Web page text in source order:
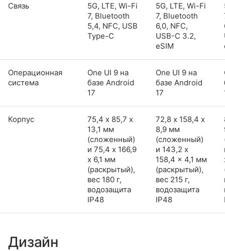
Связь
5G, LTE, Wi-Fi
7, Bluetooth
5,4, NFC, USB
Type-C
5G, LTE, Wi-Fi
7, Bluetooth
6,0, NFC,
USB-C 3.2,
eSIM
Операционная
система
One UI 9 на
базе Android
17
One UI 9 на
базе Android
17
Корпус
75,4 х 85,7 х
13,1 мм
(сложенный)
и 75,4 x 166,9
x 6,1 мм
(раскрытый),
вес 180 г,
водозащита
IP48
72,8 х 158,4 х
8,9 мм
(сложенный)
и 143,2 x
158,4 x 4,1 мм
(раскрытый),
вес 215 г,
водозащита
IP48
Дизайн